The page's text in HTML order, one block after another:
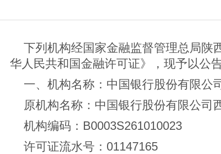
下列机构经国家金融监督管理总局陕
华人民共和国金融许可证》，现予以公
一、机构名称：中国银行股份有限公
原机构名称：中国银行股份有限公司
机构编码：B0003S261010023
许可证流水号：01147165